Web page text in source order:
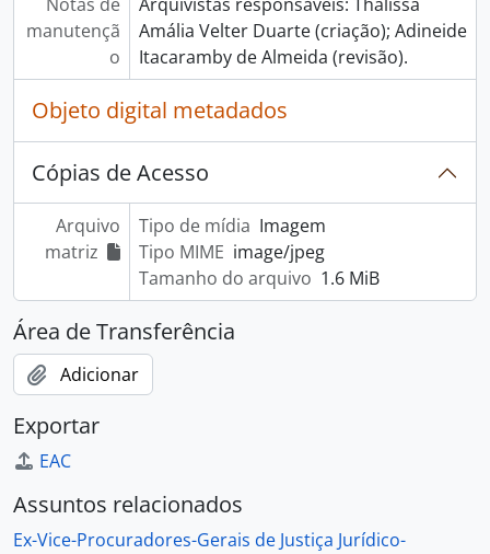
manutençã
o
Amália Velter Duarte (criação); Adineide
Itacaramby de Almeida (revisão).
Objeto digital metadados
Cópias de Acesso
Arquivo
matriz
Tipo de mídia Imagem
Tipo MIME image/jpeg
Tamanho do arquivo 1.6 MiB
Área de Transferência
Adicionar
Exportar
EAC
Assuntos relacionados
Ex-Vice-Procuradores-Gerais de Justiça Jurídico-